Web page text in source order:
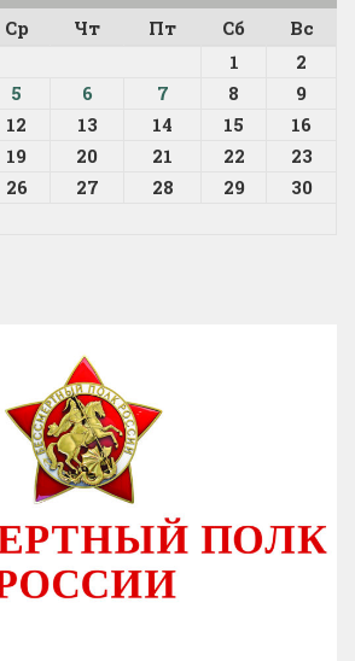
Ср Чт Пт Сб
Вс
1
2
5 6 7 8
9
12 13 14 15
16
19 20 21 22
23
26 27 28 29
30